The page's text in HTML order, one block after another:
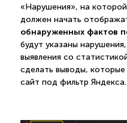
«Нарушения», на
должен начать
обнаруженных фактов
будут указаны
выявления со
сделать выводы, которые
сайт под фильтр Яндекса.